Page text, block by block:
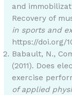
and
Recovery of
in sports and
https://doi.org/
Babault, N.,
(2011). Does
exercise
of applied